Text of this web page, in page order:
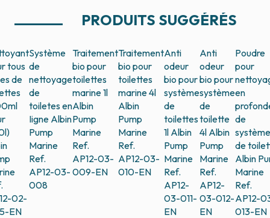
PRODUITS SUGGÉRÉS
tous
de
02-
EN
Système
de
nettoyage
de
toiletes en
Iigne Albin
Pump
Marine
Ref.
AP12-03-
008
Traitement
bio pour
toilettes
marine 1l
Albin
Pump
Marine
Ref.
AP12-03-
009-EN
Traitement
bio pour
toilettes
marine 4l
Albin
Pump
Marine
Ref.
AP12-03-
010-EN
Anti
odeur
bio pour
système
de
toilettes
1l Albin
Pump
Marine
Ref.
AP12-
03-011-
EN
Anti
odeur
bio pour
système
de
toilette
4l Albin
Pump
Marine
Ref.
AP12-
03-012-
EN
Poudre
pour
en
de
système
de
Albin
Marine
Ref.
AP12-
013-EN